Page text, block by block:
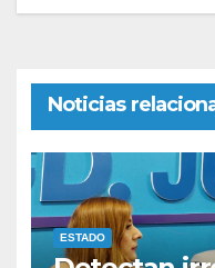
Noticias
ESTADO